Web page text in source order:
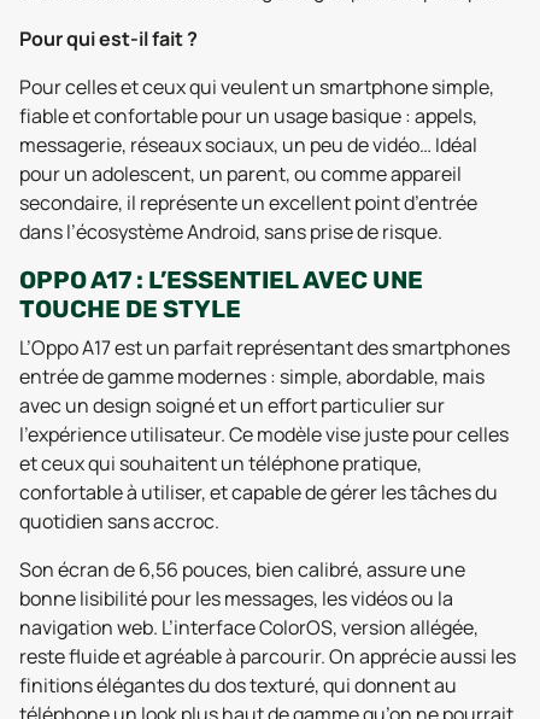
Pour qui est-il fait ?
Pour celles et ceux qui veulent un smartphone simple,
fiable et confortable pour un usage basique : appels,
messagerie, réseaux sociaux, un peu de vidéo… Idéal
pour un adolescent, un parent, ou comme appareil
secondaire, il représente un excellent point d’entrée
dans l’écosystème Android, sans prise de risque.
OPPO A17 : L’ESSENTIEL AVEC UNE
TOUCHE DE STYLE
L’Oppo A17 est un parfait représentant des smartphones
entrée de gamme modernes : simple, abordable, mais
avec un design soigné et un effort particulier sur
l’expérience utilisateur. Ce modèle vise juste pour celles
et ceux qui souhaitent un téléphone pratique,
confortable à utiliser, et capable de gérer les tâches du
quotidien sans accroc.
Son écran de 6,56 pouces, bien calibré, assure une
bonne lisibilité pour les messages, les vidéos ou la
navigation web. L’interface ColorOS, version allégée,
reste fluide et agréable à parcourir. On apprécie aussi les
finitions élégantes du dos texturé, qui donnent au